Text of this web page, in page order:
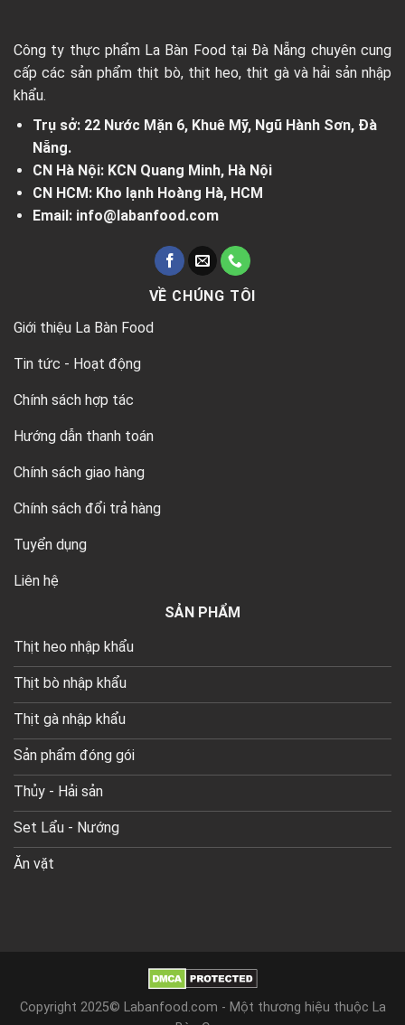
Công ty thực phẩm La Bàn Food tại Đà Nẵng chuyên cung
cấp các sản phẩm thịt bò, thịt heo, thịt gà và hải sản nhập
khẩu.
Trụ sở: 22 Nước Mặn 6, Khuê Mỹ, Ngũ Hành Sơn, Đà
Nẵng.
CN Hà Nội: KCN Quang Minh, Hà Nội
CN HCM: Kho lạnh Hoàng Hà, HCM
Email: info@labanfood.com
VỀ CHÚNG TÔI
Giới thiệu La Bàn Food
Tin tức - Hoạt động
Chính sách hợp tác
Hướng dẫn thanh toán
Chính sách giao hàng
Chính sách đổi trả hàng
Tuyển dụng
Liên hệ
SẢN PHẨM
Thịt heo nhập khẩu
Thịt bò nhập khẩu
Thịt gà nhập khẩu
Sản phẩm đóng gói
Thủy - Hải sản
Set Lẩu - Nướng
Ăn vặt
Copyright 2025© Labanfood.com - Một thương hiệu thuộc La